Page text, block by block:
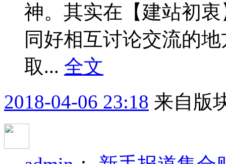
神。其实在【建站初
同好相互讨论交流的
取... 全文
2018-04-06 23:18 来自版